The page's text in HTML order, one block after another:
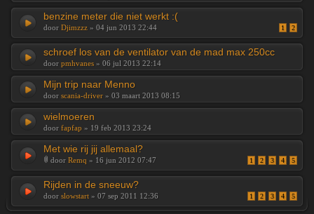
benzine meter die niet werkt :(
1 2
door Djimzzz » 04 jun 2013 22:44
schroef los van de ventilator van de mad max 250cc
door pmhvanes » 06 jul 2013 22:14
Mijn trip naar Menno
door scania-driver » 03 maart 2013 08:15
wielmoeren
door fapfap » 19 feb 2013 23:24
Met wie rij jij allemaal?
1 2 3 4 5
door Remq » 16 jun 2012 07:47
Rijden in de sneeuw?
1 2 3 4 5
door slowstart » 07 sep 2011 12:36